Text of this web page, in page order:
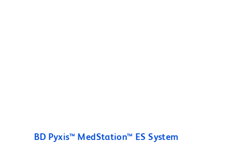
BD Pyxis™ MedStation™ ES System